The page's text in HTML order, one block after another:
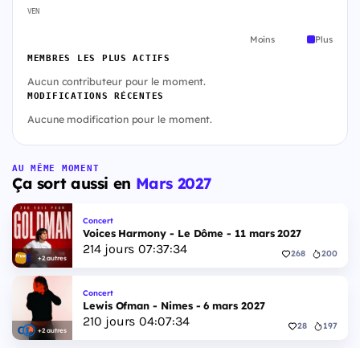
VEN
Moins Plus
MEMBRES LES PLUS ACTIFS
Aucun contributeur pour le moment.
MODIFICATIONS RÉCENTES
Aucune modification pour le moment.
AU MÊME MOMENT
Ça sort aussi en Mars 2027
+2 autres
Concert
Voices Harmony - Le Dôme - 11 mars 2027
214jours 07:37:33 268 200
+2 autres
Concert
Lewis Ofman - Nimes - 6 mars 2027
210 jours 04:07:33 28 197